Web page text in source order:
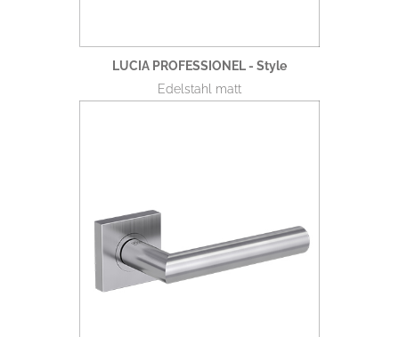
LUCIA PROFESSIONEL - Style
Edelstahl matt